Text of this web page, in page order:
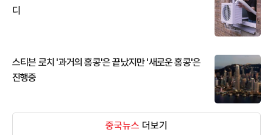
디
스티븐 로치 '과거의 홍콩'은 끝났지만 '새로운 홍콩'은
진행중
중국뉴스 더보기